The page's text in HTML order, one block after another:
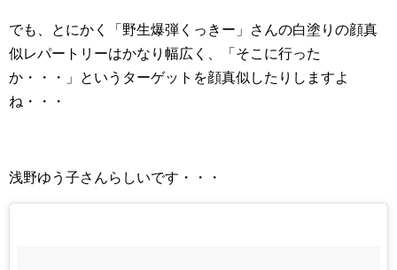
でも、とにかく「野生爆弾くっきー」さんの白塗りの顔真
似レパートリーはかなり幅広く、「そこに行った
か・・・」というターゲットを顔真似したりしますよ
ね・・・
浅野ゆう子さんらしいです・・・